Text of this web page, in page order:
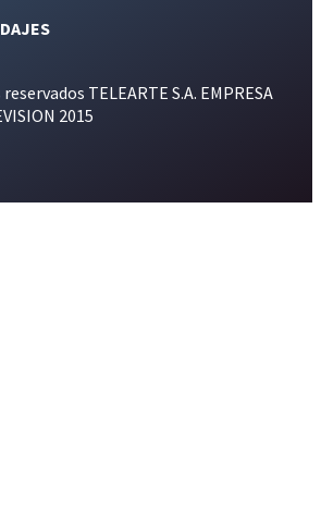
TELEARTE S.A. EMPRESA
2015